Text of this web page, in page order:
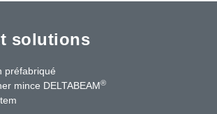
solutions
préfabriqué
mince DELTABEAM®